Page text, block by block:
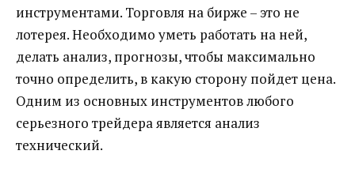
инструментами. Торговля на бирже – это не
лотерея.Необходимо уметь работать на ней,
делать анализ, прогнозы, чтобы максимально
точно определить, в какую сторону пойдет цена.
Одним из основных инструментов любого
серьезного трейдера является анализ
технический.